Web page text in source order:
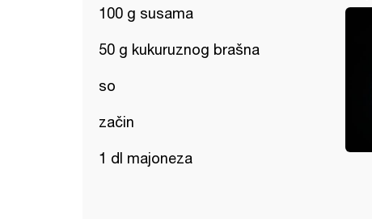
100 g susama
50 g kukuruznog brašna
so
začin
1 dl majoneza